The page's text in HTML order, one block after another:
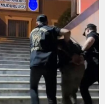
olarak dönemin...